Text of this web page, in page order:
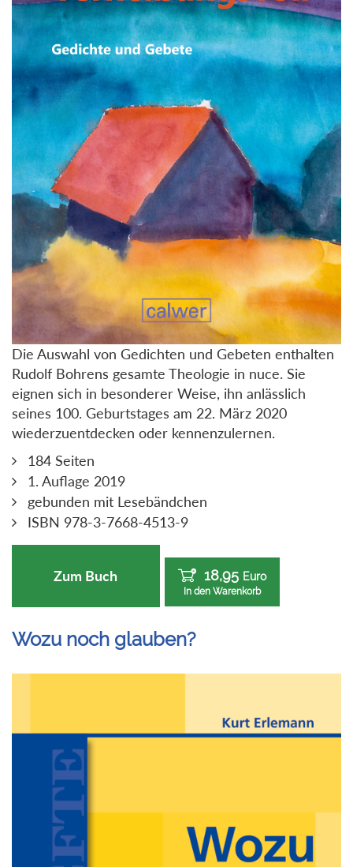
Die Auswahl von Gedichten und Gebeten enthalten
Rudolf Bohrens gesamte Theologie in nuce. Sie
eignen sich in besonderer Weise, ihn anlässlich
seines 100. Geburtstages am 22. März 2020
wiederzuentdecken oder kennenzulernen.
184 Seiten
1. Auflage 2019
gebunden mit Lesebändchen
ISBN 978-3-7668-4513-9
Zum Buch 18,95 Euro
In den Warenkorb
Wozu noch glauben?